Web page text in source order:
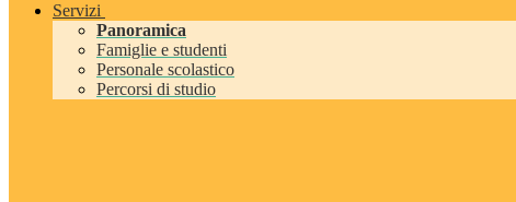
Servizi
Panoramica
Famiglie e studenti
Personale scolastico
Percorsi di studio